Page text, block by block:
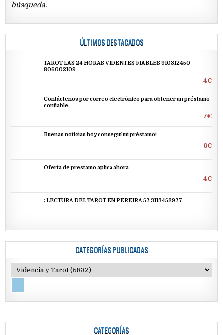
búsqueda.
ÚLTIMOS DESTACADOS
TAROT LAS 24 HORAS VIDENTES FIABLES 910312450 –
806002109
4€
Contáctenos por correo electrónico para obtener un préstamo
confiable.
7€
Buenas noticias hoy conseguí mi préstamo!
6€
Oferta de prestamo aplica ahora
4€
: LECTURA DEL TAROT EN PEREIRA 57 3113452977
CATEGORÍAS PUBLICADAS
CATEGORÍAS